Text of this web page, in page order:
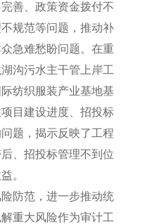
善、政策资金拨付不
规范等问题，推动补
急难愁盼问题。在重
沟污水主干管上岸工
纺织服装产业基地基
目建设进度、招投标
题，揭示反映了工程
、招投标管理不到位
。
防范，进一步推动统
重大风险作为审计工